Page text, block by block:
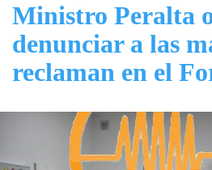
Ministro Peralta
denunciar a las
reclaman en el